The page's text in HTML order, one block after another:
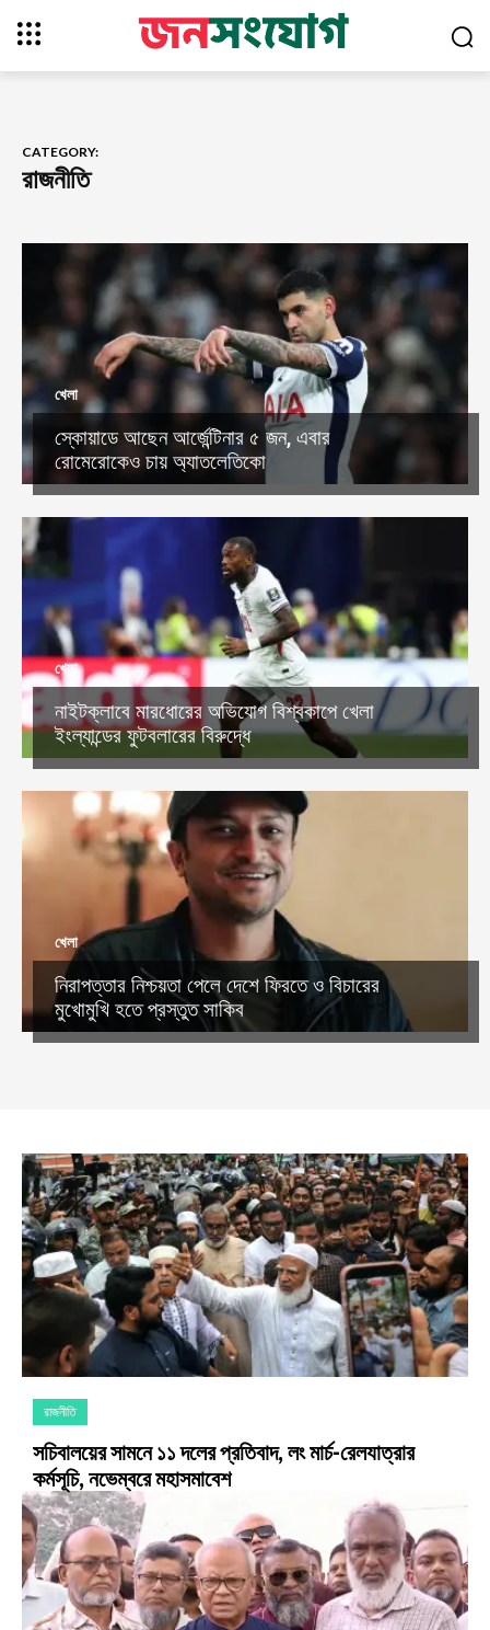
CATEGORY:
রাজনীতি
খেলা
স্কোয়াডে আছেন আর্জেন্টিনার ৫ জন, এবার
রোমেরোকেও চায় অ্যাতলেতিকো
খেলা
নাইটক্লাবে মারধোরের অভিযোগ বিশ্বকাপে খেলা
ইংল্যান্ডের ফুটবলারের বিরুদ্ধে
খেলা
নিরাপত্তার নিশ্চয়তা পেলে দেশে ফিরতে ও বিচারের
মুখোমুখি হতে প্রস্তুত সাকিব
রাজনীতি
সচিবালয়ের সামনে ১১ দলের প্রতিবাদ, লং মার্চ-রেলযাত্রার
কর্মসূচি, নভেম্বরে মহাসমাবেশ